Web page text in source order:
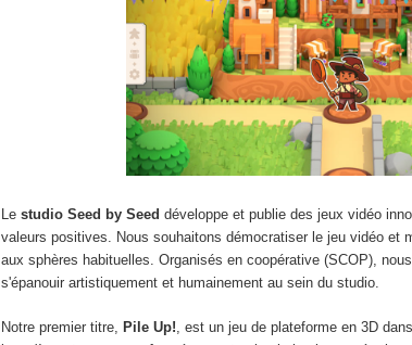
Le studio Seed by Seed développe et publie des jeux vidéo
valeurs positives. Nous souhaitons démocratiser le jeu vidéo et
aux sphères habituelles. Organisés en coopérative (SCOP),
s'épanouir artistiquement et humainement au sein du studio.
Notre premier titre, Pile Up! , est un jeu de plateforme en 3D